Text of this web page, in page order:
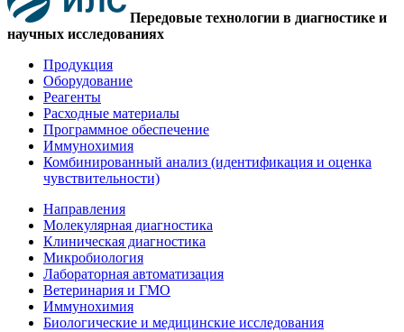
Передовые технологии в диагностике и
научных исследованиях
Продукция
Оборудование
Реагенты
Расходные материалы
Программное обеспечение
Иммунохимия
Комбинированный анализ (идентификация и оценка
чувствительности)
Направления
Молекулярная диагностика
Клиническая диагностика
Микробиология
Лабораторная автоматизация
Ветеринария и ГМО
Иммунохимия
Биологические и медицинские исследования